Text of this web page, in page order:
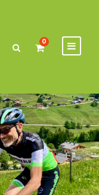
0